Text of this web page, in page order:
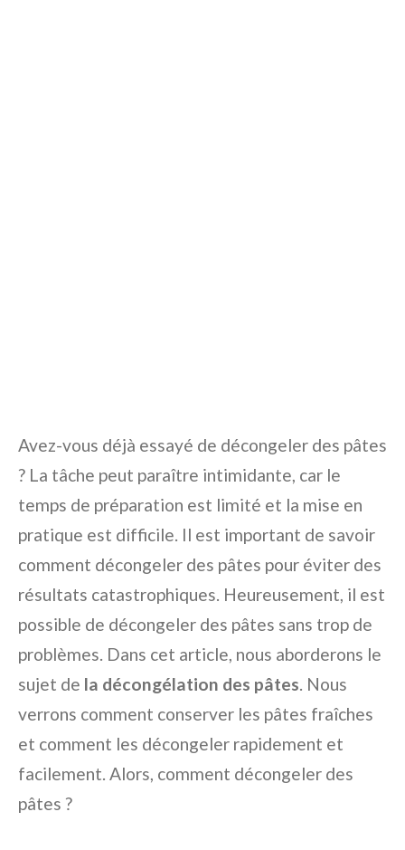
Avez-vous déjà essayé de décongeler des pâtes
? La tâche peut paraître intimidante, car le
temps de préparation est limité et la mise en
pratique est difficile. Il est important de savoir
comment décongeler des pâtes pour éviter des
résultats catastrophiques. Heureusement, il est
possible de décongeler des pâtes sans trop de
problèmes. Dans cet article, nous aborderons le
sujet de la décongélation des pâtes. Nous
verrons comment conserver les pâtes fraîches
et comment les décongeler rapidement et
facilement. Alors, comment décongeler des
pâtes ?